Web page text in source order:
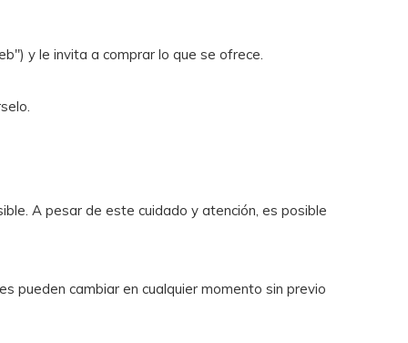
y le invita a comprar lo que se ofrece.
A pesar de este cuidado y atención, es posible
pueden cambiar en cualquier momento sin previo